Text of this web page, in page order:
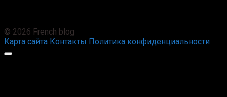
© 2026 French blog
Карта сайта Контакты Политика конфиденциальности